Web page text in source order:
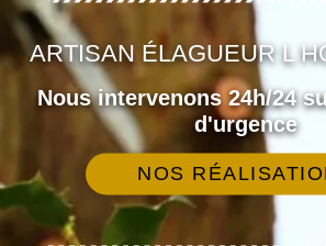
ARTISAN ÉLAGUEUR L
Nous intervenons 24h/24
d'urgence
NOS